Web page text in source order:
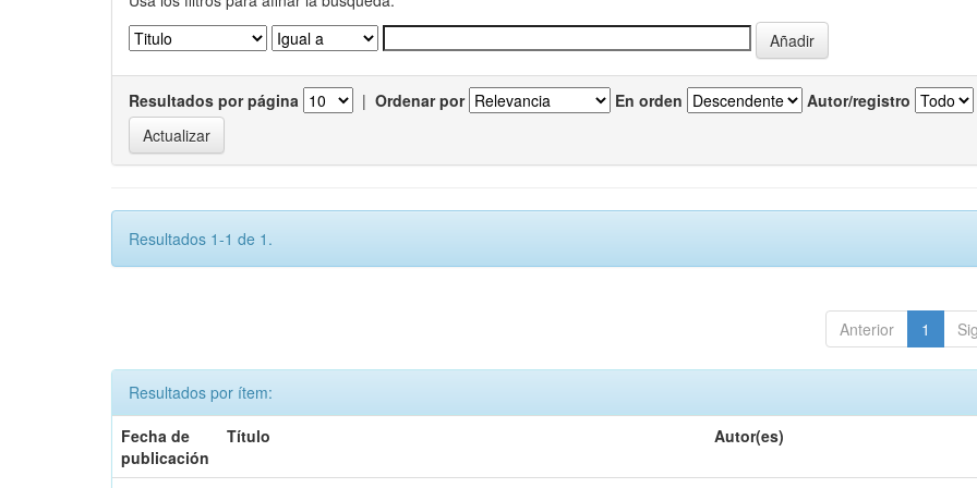
Resultados por página | Ordenar por En orden Autor/registro
Resultados 1-1 de 1.
Anterior 1
Resultados por ítem:
Fecha de
publicación
Título Autor(es)